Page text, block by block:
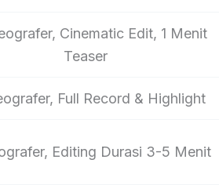
Cinematic Edit, 1 Menit
Teaser
Full Record & Highlight
Editing Durasi 3-5 Menit